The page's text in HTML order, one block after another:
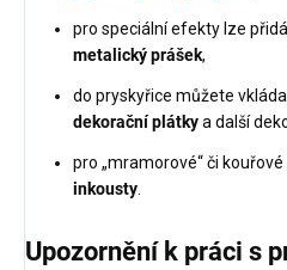
pro speciální efekty lze
metalický prášek,
do pryskyřice můžete
dekorační plátkya další
pro „mramorové“ či
inkousty.
Upozornění k práci s